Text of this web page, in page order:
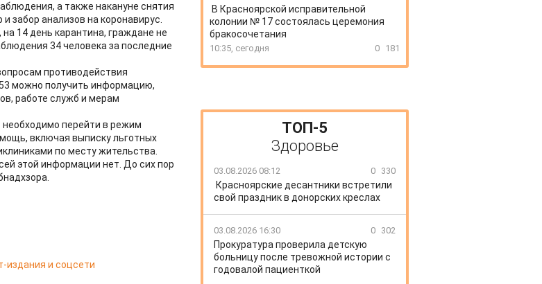
а также накануне снятия
забор анализов на коронавирус.
14 день карантина, граждане не
34 человека за последние
противодействия
можно получить информацию,
работе служб и мерам
перейти в режим
включая выписку льготных
по месту жительства.
этой информации нет. До сих пор
издания и соцсети
В Красноярской исправительной
колонии № 17 состоялась церемония
бракосочетания
10:35, сегодня 0 181
ТОП-5
Здоровье
03.08.2026 08:12 0 330
Красноярские десантники встретили
свой праздник в донорских креслах
03.08.2026 16:30 0 302
Прокуратура проверила детскую
больницу после тревожной истории с
годовалой пациенткой